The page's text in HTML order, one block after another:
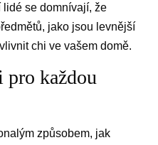
lidé se domnívají, že
jako jsou levnější
chi ve vašem domě.
pro každou
způsobem, jak